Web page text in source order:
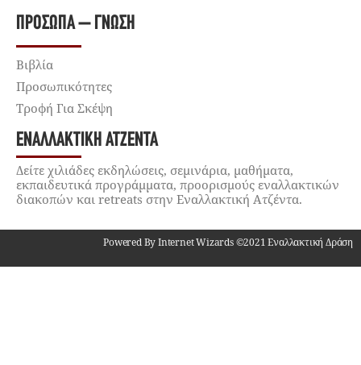
ΠΡΌΣΩΠΑ – ΓΝΏΣΗ
Βιβλία
Προσωπικότητες
Τροφή Για Σκέψη
ΕΝΑΛΛΑΚΤΙΚΉ ΑΤΖΈΝΤΑ
Δείτε χιλιάδες εκδηλώσεις, σεμινάρια, μαθήματα,
εκπαιδευτικά προγράμματα, προορισμούς εναλλακτικών
διακοπών και retreats στην Εναλλακτική Ατζέντα.
Powered By Internet Wizards ©2021 Εναλλακτική Δράση